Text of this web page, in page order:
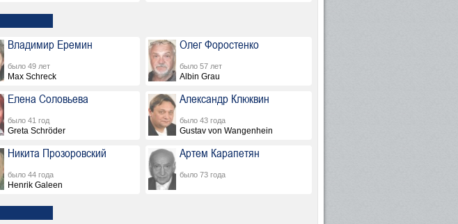
Владимир Еремин
было 49 лет
Max Schreck
Олег Форостенко
было 57 лет
Albin Grau
Елена Соловьева
было 41 год
Greta Schröder
Александр Клюквин
было 43 года
Gustav von Wangenhein
Никита Прозоровский
было 44 года
Henrik Galeen
Артем Карапетян
было 73 года